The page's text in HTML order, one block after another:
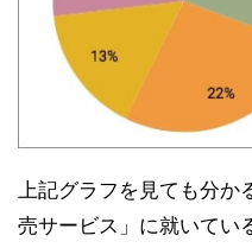
上記グラフを見ても分か
売サービス」に就いてい